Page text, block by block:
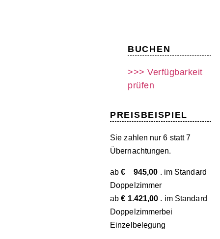
BUCHEN
>>> Verfügbarkeit
prüfen
PREISBEISPIEL
Sie zahlen nur 6 statt 7
Übernachtungen.
ab€ 945,00 . im Standard
Doppelzimmer
ab€ 1.421,00 . im Standard
Doppelzimmerbei
Einzelbelegung